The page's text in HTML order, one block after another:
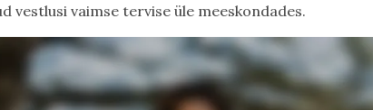
vestlusi vaimse tervise üle meeskondades.